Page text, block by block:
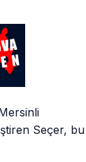
Seçer, bu